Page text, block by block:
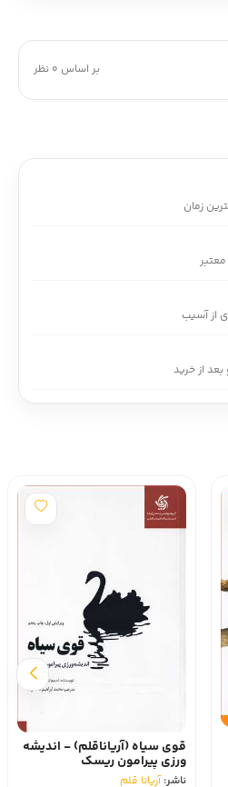
بر اساس 0 نظر
زمان
معتبر
از آسیب
از خرید
قوی سیاه (آریاناقلم) - اندیشه
ورزی پیرامون ریسک
ناشر: آریانا قلم